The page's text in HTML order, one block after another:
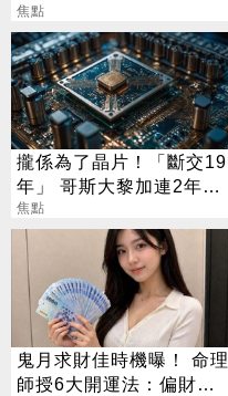
焦點
攏係為了晶片！「斷交19
年」 哥斯大黎加連2年來
台
焦點
鬼月求財佳時機曝！ 命理
師授6大開運法：偏財